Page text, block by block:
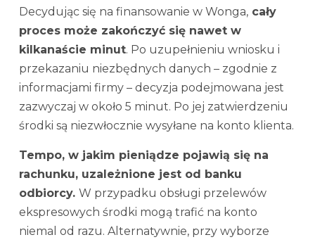
Decydując się na finansowanie w Wonga, cały
proces może zakończyć się nawet w
kilkanaście minut. Po uzupełnieniu wniosku i
przekazaniu niezbędnych danych – zgodnie z
informacjami firmy – decyzja podejmowana jest
zazwyczaj w około 5 minut. Po jej zatwierdzeniu
środki są niezwłocznie wysyłane na konto klienta.
Tempo, w jakim pieniądze pojawią się na
rachunku, uzależnione jest od banku
odbiorcy. W przypadku obsługi przelewów
ekspresowych środki mogą trafić na konto
niemal od razu. Alternatywnie, przy wyborze